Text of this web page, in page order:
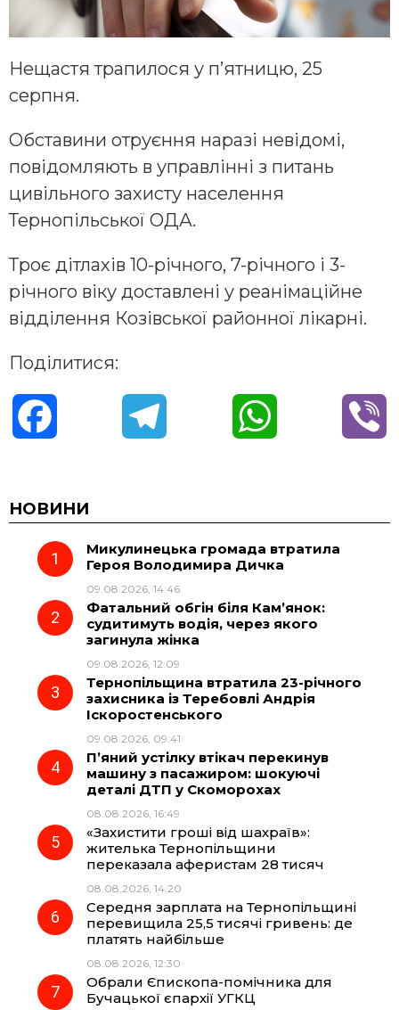
Нещастя трапилося у п’ятницю, 25
серпня.
Обставини отруєння наразі невідомі,
повідомляють в управлінні з питань
цивільного захисту населення
Тернопільської ОДА.
Троє дітлахів 10-річного, 7-річного і 3-
річного віку доставлені у реанімаційне
відділення Козівської районної лікарні.
Поділитися:
c
e
o
o
e
g
r
a
t
p
НОВИНИ
Микулинецька громада втратила
Героя Володимира Дичка
09.08.2026, 14:46
Фатальний обгін біля Кам’янок:
судитимуть водія, через якого
загинула жінка
09.08.2026, 12:09
Тернопільщина втратила 23-річного
захисника із Теребовлі Андрія
Іскоростенського
09.08.2026, 09:41
П’яний устілку втікач перекинув
машину з пасажиром: шокуючі
деталі ДТП у Скоморохах
08.08.2026, 16:49
«Захистити гроші від шахраїв»:
жителька Тернопільщини
переказала аферистам 28 тисяч
08.08.2026, 14:20
Середня зарплата на Тернопільщині
перевищила 25,5 тисячі гривень: де
платять найбільше
08.08.2026, 12:30
Обрали Єпископа-помічника для
Бучацької єпархії УГКЦ